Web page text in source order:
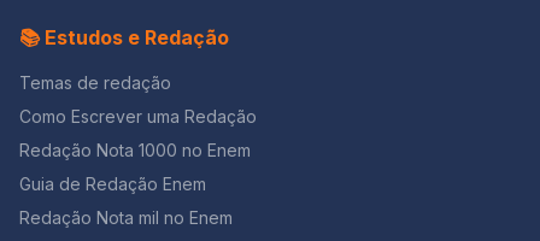
sina. Inauguro linhagens, fundo reinos — dor não é
amargura. Minha tristeza não tem pedigree, já a minha
vontade de alegria, sua raiz vai ao meu mil avô. Vai ser
coxo na vida é maldição pra homem. Mulher é
desdobrável. Percebeu que este poema é inspirado
no “Poema de Sete Faces”, de Carlos Drummond de
fato de ser mulher. Se a forma como ela pensa a
participação da mulher na sociedade é igual à sua,
acontece a cada 28 dias, aproximadamente. Em caso
menstruação não ocorre, pois a progesterona inibe a
secreção do FSH (hormônio folículo estimulante),
impedindo a maturação de novos folículos ovarianos.
b) É o período entre o início de uma menstruação e o
seu final é chamado ciclo menstrual. c)A ação conjunta
(luteinizante) produzidos pelo ovário, induz a
📚 Estudos e Redação
Temas de redação
Como Escrever uma Redação
Redação Nota 1000 no Enem
Guia de Redação Enem
Redação Nota mil no Enem